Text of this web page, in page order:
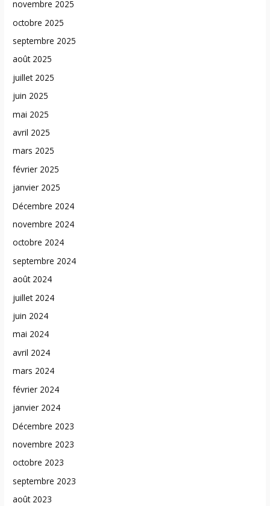
novembre 2025
octobre 2025
septembre 2025
août 2025
juillet 2025
juin 2025
mai 2025
avril 2025
mars 2025
février 2025
janvier 2025
Décembre 2024
novembre 2024
octobre 2024
septembre 2024
août 2024
juillet 2024
juin 2024
mai 2024
avril 2024
mars 2024
février 2024
janvier 2024
Décembre 2023
novembre 2023
octobre 2023
septembre 2023
août 2023